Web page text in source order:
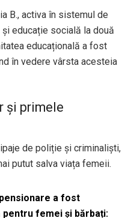
B., activa în sistemul de
educație socială la două
educațională a fost
în vedere vârsta acesteia
și primele
de poliție și criminaliști,
putut salva viața femeii.
a fost
pentru femei și bărbați: